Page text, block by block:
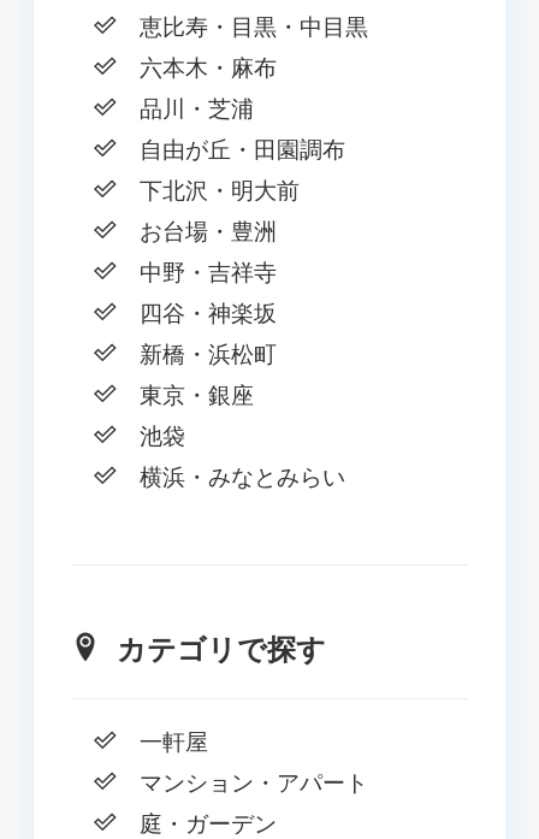
恵比寿・目黒・中目黒
六本木・麻布
品川・芝浦
自由が丘・田園調布
下北沢・明大前
お台場・豊洲
中野・吉祥寺
四谷・神楽坂
新橋・浜松町
東京・銀座
池袋
横浜・みなとみらい
カテゴリで探す
一軒屋
マンション・アパート
庭・ガーデン